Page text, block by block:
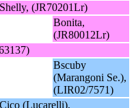
Shelly, (JR70201Lr)
Bonita,
(JR80012Lr)
Bscuby
(Marangoni Se.),
(LIR02/7571)
Cico (Lucarelli),